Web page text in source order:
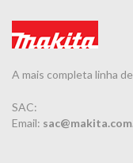
A mais completa linha
SAC:
Email: